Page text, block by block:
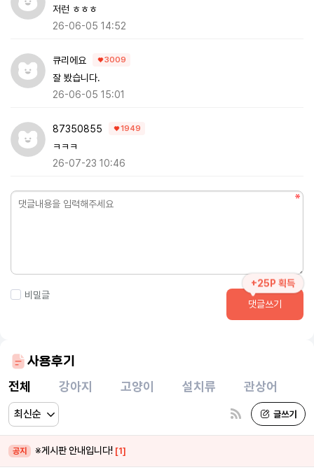
저런 ㅎㅎㅎ
26-06-05 14:52
큐리에요 3009
잘 봤습니다.
26-06-05 15:01
87350855 1949
ㅋㅋㅋ
26-07-23 10:46
비밀글
+25P 획득
댓글쓰기
사용후기
전체
강아지 고양이 설치류 관상어
공지 ※게시판 안내입니다! [1]